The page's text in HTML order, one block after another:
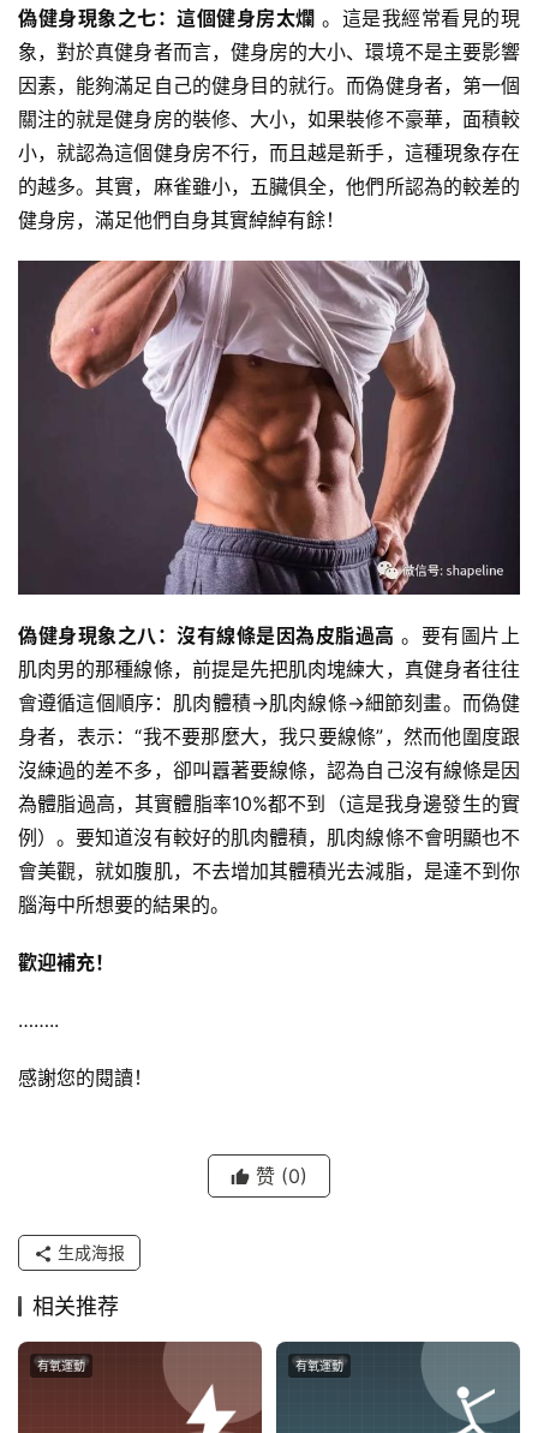
偽健身現象之七：這個健身房太爛 。這是我經常看見的現
象，對於真健身者而言，健身房的大小、環境不是主要影響
因素，能夠滿足自己的健身目的就行。而偽健身者，第一個
關注的就是健身房的裝修、大小，如果裝修不豪華，面積較
小，就認為這個健身房不行，而且越是新手，這種現象存在
的越多。其實，麻雀雖小，五臟俱全，他們所認為的較差的
健身房，滿足他們自身其實綽綽有餘！
偽健身現象之八：沒有線條是因為皮脂過高 。要有圖片上
肌肉男的那種線條，前提是先把肌肉塊練大，真健身者往往
會遵循這個順序：肌肉體積→肌肉線條→細節刻畫。而偽健
身者，表示：“我不要那麼大，我只要線條”，然而他圍度跟
沒練過的差不多，卻叫囂著要線條，認為自己沒有線條是因
為體脂過高，其實體脂率10%都不到（這是我身邊發生的實
例）。要知道沒有較好的肌肉體積，肌肉線條不會明顯也不
會美觀，就如腹肌，不去增加其體積光去減脂，是達不到你
腦海中所想要的結果的。
歡迎補充！
……..
感謝您的閱讀！
赞 (0)
生成海报
相关推荐
有氧運動 有氧運動